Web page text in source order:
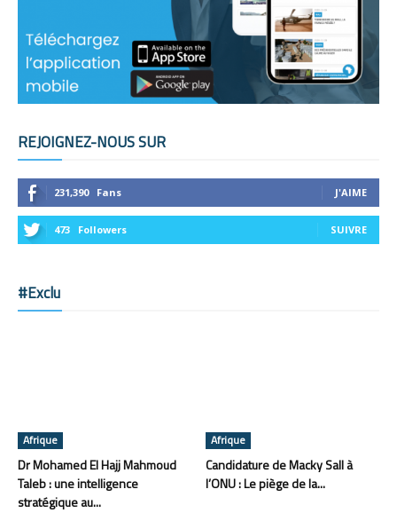
REJOIGNEZ-NOUS SUR
231,390 Fans J'AIME
473 Followers SUIVRE
#Exclu
Afrique
Dr Mohamed El Hajj Mahmoud
Taleb : une intelligence
stratégique au...
Afrique
Candidature de Macky Sall à
l’ONU : Le piège de la...